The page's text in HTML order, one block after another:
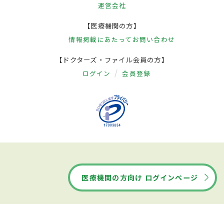
運営会社
【医療機関の方】
情報掲載にあたって お問い合わせ
【ドクターズ・ファイル会員の方】
ログイン 会員登録
医療機関の方向け ログインページ